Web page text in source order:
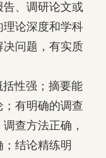
告、调研论文或
论深度和学科
问题，有实质
性强；摘要能
有明确的调查
查方法正确，
结论精练明